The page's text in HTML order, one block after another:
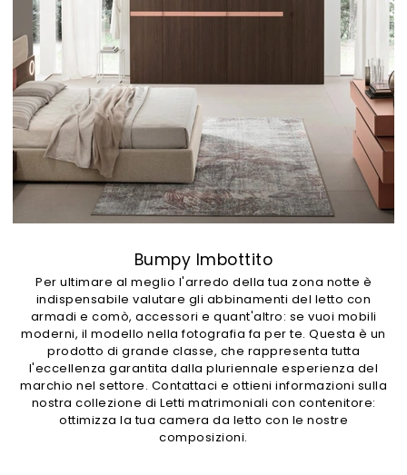
Bumpy Imbottito
Per ultimare al meglio l'arredo della tua zona notte è
indispensabile valutare gli abbinamenti del letto con
armadi e comò, accessori e quant'altro: se vuoi mobili
moderni, il modello nella fotografia fa per te. Questa è un
prodotto di grande classe, che rappresenta tutta
l'eccellenza garantita dalla pluriennale esperienza del
marchio nel settore. Contattaci e ottieni informazioni sulla
nostra collezione di Letti matrimoniali con contenitore:
ottimizza la tua camera da letto con le nostre
composizioni.